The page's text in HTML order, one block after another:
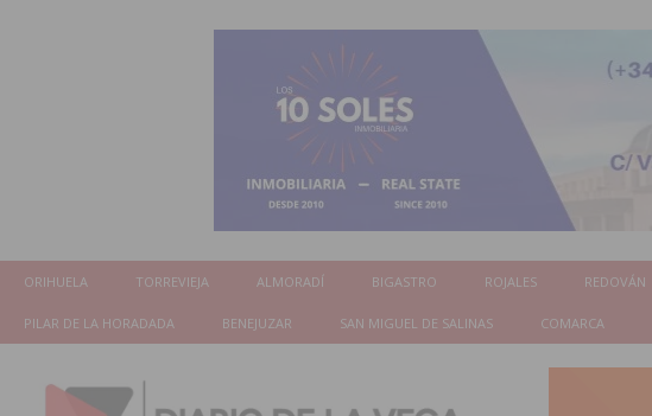
ORIHUELA TORREVIEJA ALMORADÍ BIGASTRO ROJALES REDOVÁN
PILAR DE LA HORADADA BENEJUZAR SAN MIGUEL DE SALINAS COMARCA